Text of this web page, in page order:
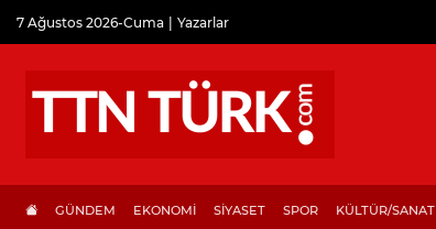
7 Ağustos 2026-Cuma Yazarlar
GÜNDEM EKONOMİ SİYASET SPOR KÜLTÜR/SANAT